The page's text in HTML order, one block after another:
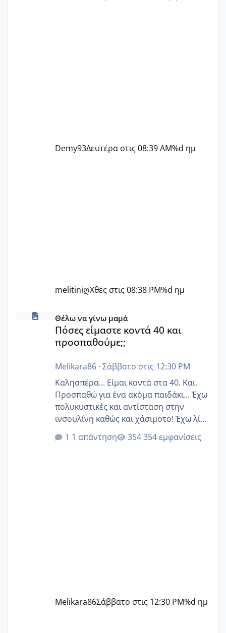
Demy93Δευτέρα στις 08:39 AM%d ημ
melitiniღΧθες στις 08:38 PM%d ημ
Πόσες είμαστε κοντά 40 και προσπαθούμε;;
Θέλω να γίνω μαμά
Πόσες είμαστε κοντά 40 και
προσπαθούμε;;
Melikara86· Σάββατο στις 12:30 PM
Καλησπέρα... Είμαι κοντά στα 40. Και.
Προσπαθώ για ένα ακόμα παιδάκι... Έχω
πολυκυστικές και αντίσταση στην
ινσουλίνη καθώς και χάσιμοτο! Έχω λίγα
κιλά παραπάνω και όσο κ αν προσπαθώ
δεν χάνω εύκολα! Προσπαθώ για ακόμη
1 απάντηση 354 εμφανίσεις
Melikara86Σάββατο στις 12:30 PM%d ημ